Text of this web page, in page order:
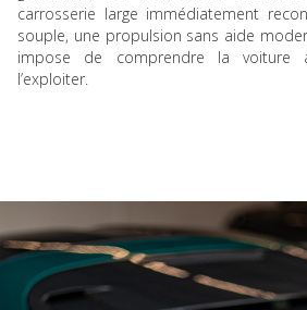
carrosserie large immédiatement
souple, une propulsion sans aide
impose de comprendre la voiture
l’exploiter.